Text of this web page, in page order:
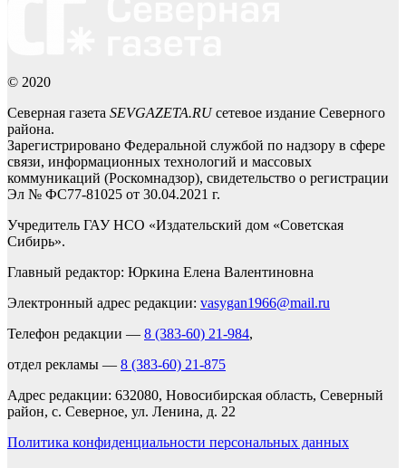
© 2020
Северная газета SEVGAZETA.RUсетевое издание Северного
района.
Зарегистрировано Федеральной службой по надзору в сфере
связи, информационных технологий и массовых
коммуникаций (Роскомнадзор), свидетельство о регистрации
Эл № ФС77-81025 от 30.04.2021 г.
Учредитель ГАУ НСО «Издательский дом «Советская
Сибирь».
Главный редактор: Юркина Елена Валентиновна
Электронный адрес редакции: vasygan1966@mail.ru
Телефон редакции — 8 (383-60) 21-984,
отдел рекламы — 8 (383-60) 21-875
Адрес редакции: 632080, Новосибирская область, Северный
район, с. Северное, ул. Ленина, д. 22
Политика конфиденциальности персональных данных